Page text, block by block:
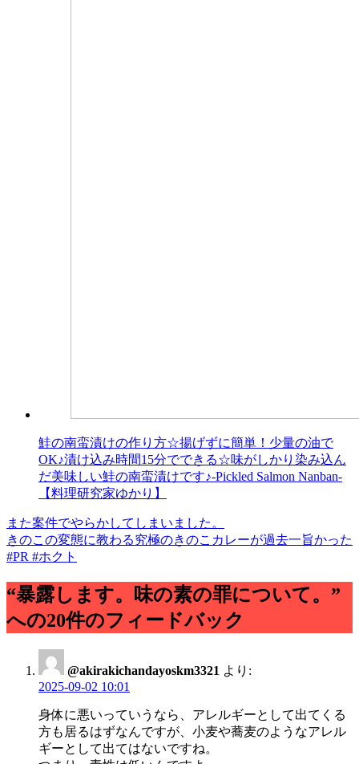
鮭の南蛮漬けの作り方☆揚げずに簡単！少量の油で
OK♪漬け込み時間15分でできる☆味がしかり染み込ん
だ美味しい鮭の南蛮漬けです♪-Pickled Salmon Nanban-
【料理研究家ゆかり】
投
稿
ナ
ビ
ゲ
また案件でやらかしてしまいました。
きのこの変態に教わる究極のきのこカレーが過去一旨かった
#PR #ホクト
“暴露します。味の素の罪について。”
への20件のフィードバック
@akirakichandayoskm3321 より:
2025-09-02 10:01
身体に悪いっていうなら、アレルギーとして出てくる
方も居るはずなんですが、小麦や蕎麦のようなアレル
ギーとして出てはないですね。